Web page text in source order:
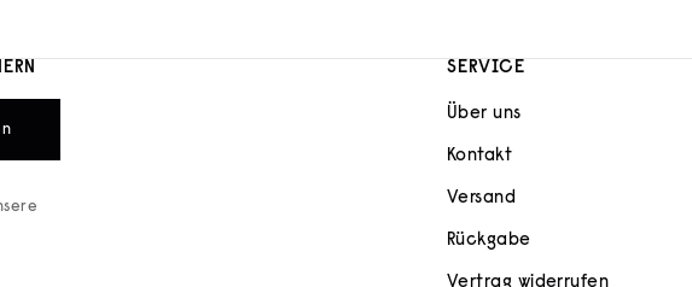
SERVICE
Über uns
Kontakt
Versand
Rückgabe
Vertrag widerrufen